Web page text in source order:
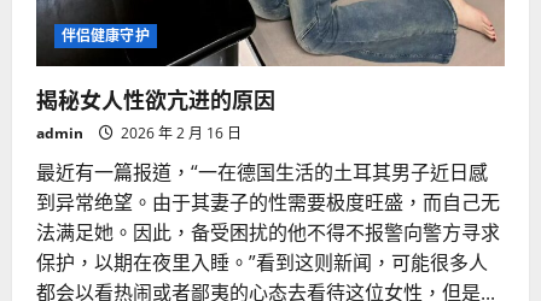
伴侣健康守护
揭秘女人性欲亢进的原因
admin 2026 年 2 月 16 日
最近有一篇报道，“一在德国生活的土耳其男子近日感
到异常绝望。由于其妻子的性需要极度旺盛，而自己无
法满足她。因此，备受困扰的他不得不报警向警方寻求
保护，以期在夜里入睡。”看到这则新闻，可能很多人
都会以看热闹或者鄙夷的心态去看待这位女性，但是...